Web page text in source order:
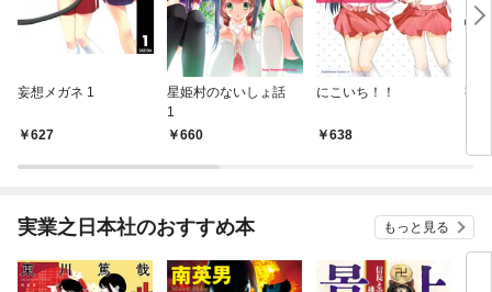
妄想メガネ 1
627
星姫村のないしょ話
1
660
にこいち！！
638
妄
実業之日本社のおすすめ本 もっと見る